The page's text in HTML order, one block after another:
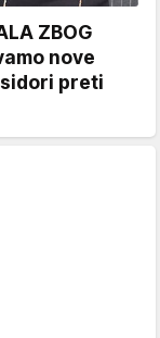
ZBOG
nove
preti